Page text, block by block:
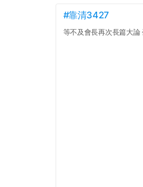
#靠清3427
等不及會長再次長篇大論